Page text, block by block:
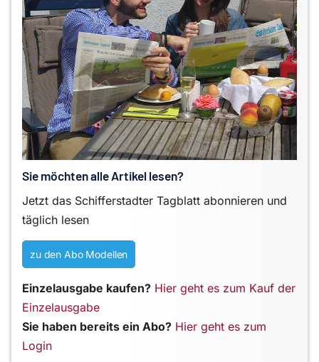
Sie möchten alle Artikel lesen?
Jetzt das Schifferstadter Tagblatt abonnieren und
täglich lesen
zu den Abo Modellen
Einzelausgabe kaufen? Hier geht es zum Kauf der
Einzelausgabe
Sie haben bereits ein Abo? Hier geht es zum
Login